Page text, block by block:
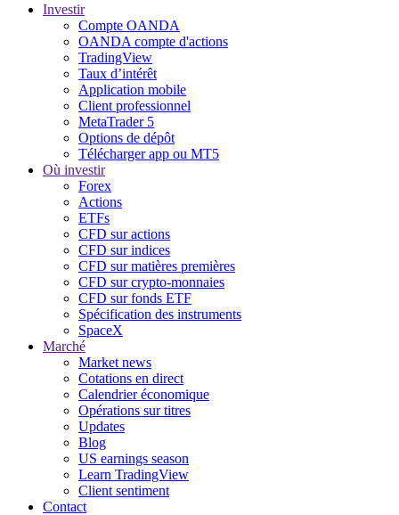
Investir
Compte OANDA
OANDA compte d'actions
TradingView
Taux d’intérêt
Application mobile
Client professionnel
MetaTrader 5
Options de dépôt
Télécharger app ou MT5
Où investir
Forex
Actions
ETFs
CFD sur actions
CFD sur indices
CFD sur matières premières
CFD sur crypto-monnaies
CFD sur fonds ETF
Spécification des instruments
SpaceX
Marché
Market news
Cotations en direct
Calendrier économique
Opérations sur titres
Updates
Blog
US earnings season
Learn TradingView
Client sentiment
Contact